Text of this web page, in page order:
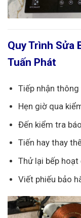
Quy Trình Sửa
Tuấn Phát
Tiếp nhận
Hẹn giờ qua
Đến kiểm tra
Tiến hay thay
Thử lại bếp
Viết phiếu bảo